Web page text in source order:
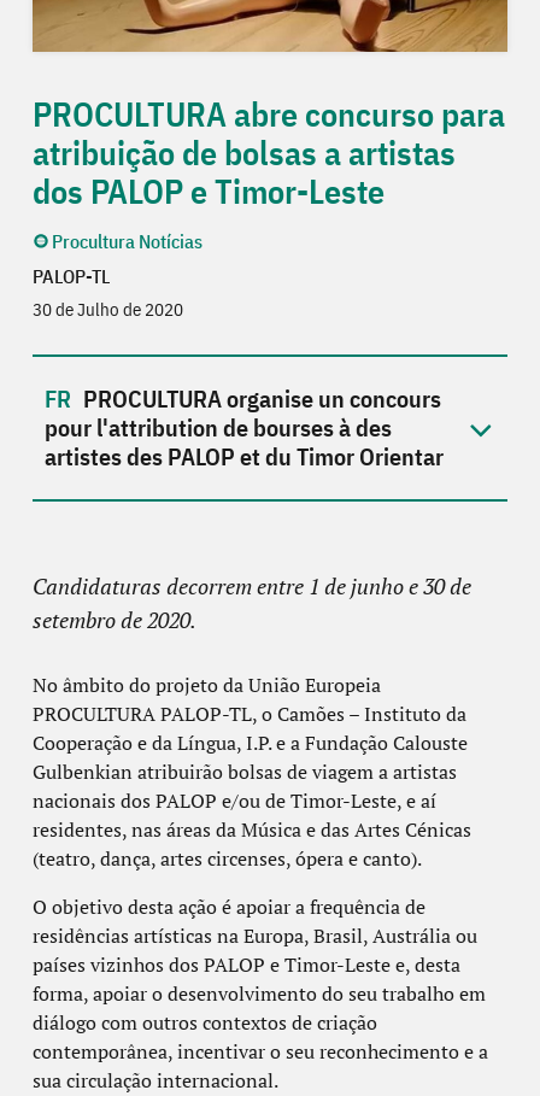
PROCULTURA abre concurso para
atribuição de bolsas a artistas
dos PALOP e Timor-Leste
Procultura Notícias
PALOP-TL
30 de Julho de 2020
PROCULTURA organise un concours
pour l'attribution de bourses à des
artistes des PALOP et du Timor Orientar
Candidaturas decorrem entre 1 de junho e 30 de
setembro de 2020.
No âmbito do projeto da União Europeia
PROCULTURA PALOP-TL, o Camões – Instituto da
Cooperação e da Língua, I.P. e a Fundação Calouste
Gulbenkian atribuirão bolsas de viagem a artistas
nacionais dos PALOP e/ou de Timor-Leste, e aí
residentes, nas áreas da Música e das Artes Cénicas
(teatro, dança, artes circenses, ópera e canto).
O objetivo desta ação é apoiar a frequência de
residências artísticas na Europa, Brasil, Austrália ou
países vizinhos dos PALOP e Timor-Leste e, desta
forma, apoiar o desenvolvimento do seu trabalho em
diálogo com outros contextos de criação
contemporânea, incentivar o seu reconhecimento e a
sua circulação internacional.